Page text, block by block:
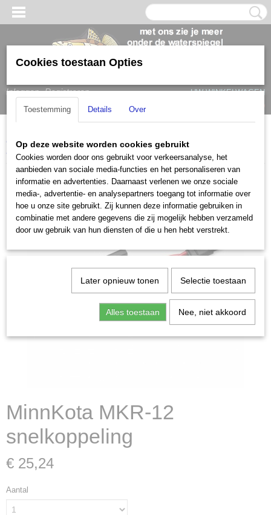
Inloggen Registreren
UW WINKELWAGEN
(0)
Home > Elektromotoren > MinnKota MinnKota accessoires
MinnKota MKR-12 snelkoppeling
MinnKota MKR-12
snelkoppeling
€ 25,24
Aantal
Cookies toestaan Opties
Toestemming Details Over
Op deze website worden cookies gebruikt
Cookies worden door ons gebruikt voor verkeersanalyse, het
aanbieden van sociale media-functies en het personaliseren van
informatie en advertenties. Daarnaast verlenen we onze sociale
media-, advertentie- en analysepartners toegang tot informatie over
hoe u onze site gebruikt. Zij kunnen deze informatie gebruiken in
combinatie met andere gegevens die zij mogelijk hebben verzameld
door uw gebruik van hun diensten of die u hen hebt verstrekt.
Later opnieuw tonen Selectie toestaan
Alles toestaan Nee, niet akkoord